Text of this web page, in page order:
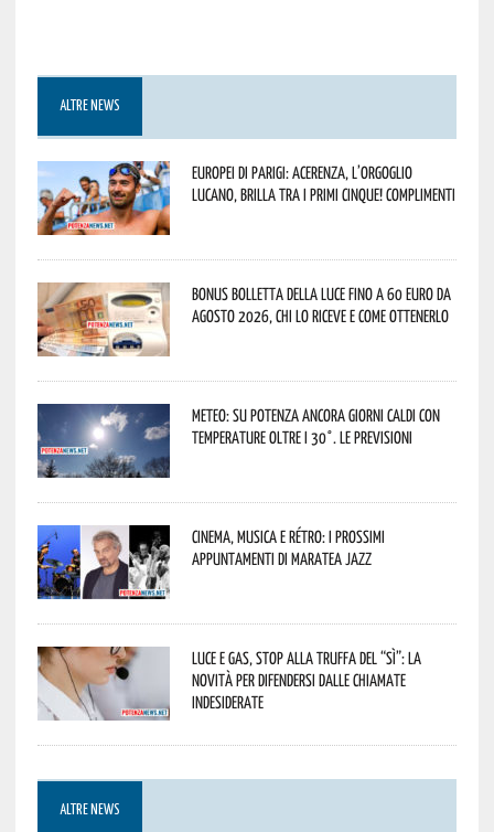
ALTRE NEWS
Europei di Parigi: Acerenza, l’orgoglio
lucano, brilla tra i primi cinque! Complimenti
Bonus bolletta della luce fino a 60 euro da
agosto 2026, chi lo riceve e come ottenerlo
Meteo: su Potenza ancora giorni caldi con
temperature oltre i 30°. Le previsioni
Cinema, musica e rétro: i prossimi
appuntamenti di Maratea Jazz
Luce e gas, stop alla truffa del “Sì”: la
novità per difendersi dalle chiamate
indesiderate
ALTRE NEWS